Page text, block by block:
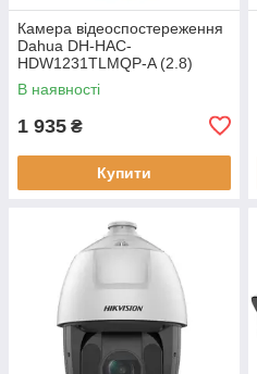
Камера відеоспостереження
Dahua DH-HAC-
HDW1231TLMQP-A (2.8)
В наявності
1 935 ₴
Купити